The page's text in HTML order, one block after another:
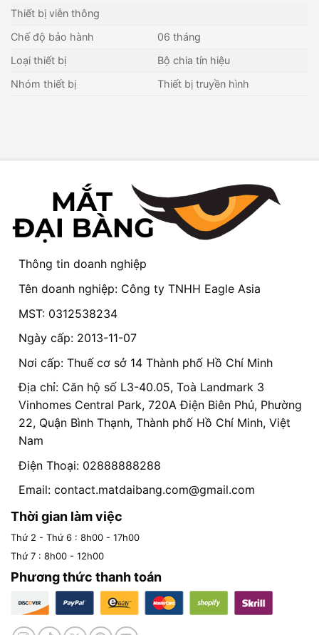
Thiết bị viễn thông
Chế độ bảo hành
06 tháng
Loại thiết bị
Bộ chia tín hiệu
Nhóm thiết bị
Thiết bị truyền hình
Thông tin doanh nghiệp
Tên doanh nghiệp: Công ty TNHH Eagle Asia
MST: 0312538234
Ngày cấp: 2013-11-07
Nơi cấp: Thuế cơ sở 14 Thành phố Hồ Chí Minh
Địa chỉ: Căn hộ số L3-40.05, Toà Landmark 3
Vinhomes Central Park, 720A Điện Biên Phủ, Phường
22, Quận Bình Thạnh, Thành phố Hồ Chí Minh, Việt
Nam
Điện Thoại: 02888888288
Email: contact.matdaibang.com@gmail.com
Thời gian làm việc
Thứ 2 - Thứ 6 : 8h00 - 17h00
Thứ 7 : 8h00 - 12h00
Phương thức thanh toán